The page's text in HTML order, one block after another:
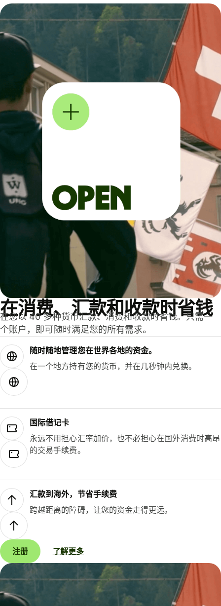
在消费、汇款和收款时省钱
在您以 40 多种货币汇款、消费和收款时省钱。只需一
个账户，即可随时满足您的所有需求。
随时随地管理您在世界各地的资金。
在一个地方持有您的货币，并在几秒钟内兑换。
国际借记卡
永远不用担心汇率加价，也不必担心在国外消费时高昂
的交易手续费。
汇款到海外，节省手续费
跨越距离的障碍，让您的资金走得更远。
注册 了解更多